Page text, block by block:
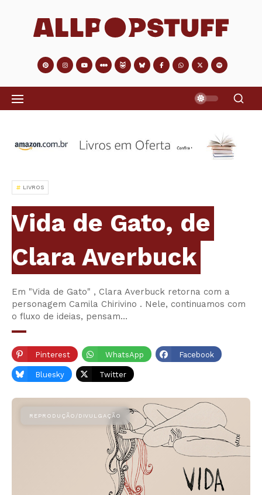
LIVROS
Vida de Gato, de
Clara Averbuck
Em "Vida de Gato" , Clara Averbuck retorna com a
personagem Camila Chirivino . Nele, continuamos com
o fluxo de ideias, pensam…
Pinterest WhatsApp Facebook
Bluesky Twitter